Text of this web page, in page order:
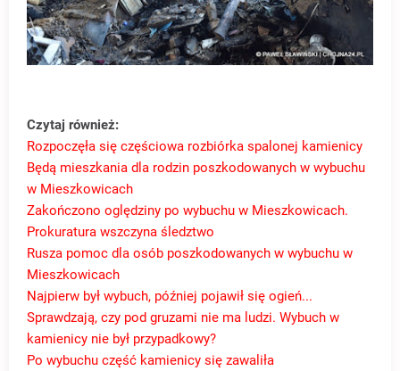
Czytaj również:
Rozpoczęła się częściowa rozbiórka spalonej kamienicy
Będą mieszkania dla rodzin poszkodowanych w wybuchu
w Mieszkowicach
Zakończono oględziny po wybuchu w Mieszkowicach.
Prokuratura wszczyna śledztwo
Rusza pomoc dla osób poszkodowanych w wybuchu w
Mieszkowicach
Najpierw był wybuch, później pojawił się ogień...
Sprawdzają, czy pod gruzami nie ma ludzi. Wybuch w
kamienicy nie był przypadkowy?
Po wybuchu część kamienicy się zawaliła